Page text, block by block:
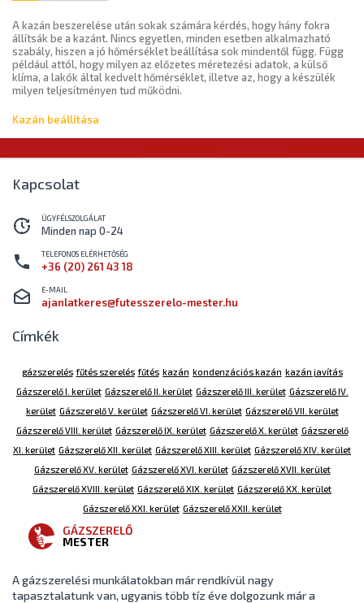
A kazán beszerelése után sokak számára kérdés, hogy hány fokra
állítsák be a kazánt. Nincs egyetlen, minden esetben alkalmazható
szabály, hiszen a jó hőmérséklet beállítása sok mindentől függ. Függ
például attól, hogy milyen az előzetes méretezési adatok, a külső
klíma, a lakók által kedvelt hőmérséklet, illetve az, hogy a készülék
milyen teljesítményen tud működni.
Kazán beállítása
Kapcsolat
ÜGYFÉLSZOLGÁLAT
Minden nap 0-24
TELEFONOS ELÉRHETŐSÉG
+36 (20) 261 43 18
E-MAIL
ajanlatkeres@futesszerelo-mester.hu
Címkék
gázszerelés fűtés szerelés fűtés kazán kondenzációs kazán kazán javítás
Gázszerelő I. kerület Gázszerelő II. kerület Gázszerelő III. kerület Gázszerelő IV.
kerület Gázszerelő V. kerület Gázszerelő VI. kerület Gázszerelő VII. kerület
Gázszerelő VIII. kerület Gázszerelő IX. kerület Gázszerelő X. kerület Gázszerelő
XI. kerület Gázszerelő XII. kerület Gázszerelő XIII. kerület Gázszerelő XIV. kerület
Gázszerelő XV. kerület Gázszerelő XVI. kerület Gázszerelő XVII. kerület
Gázszerelő XVIII. kerület Gázszerelő XIX. kerület Gázszerelő XX. kerület
Gázszerelő XXI. kerület Gázszerelő XXII. kerület
GÁZSZERELŐ
MESTER
A gázszerelési munkálatokban már rendkívül nagy
tapasztalatunk van, ugyanis több tíz éve dolgozunk már a